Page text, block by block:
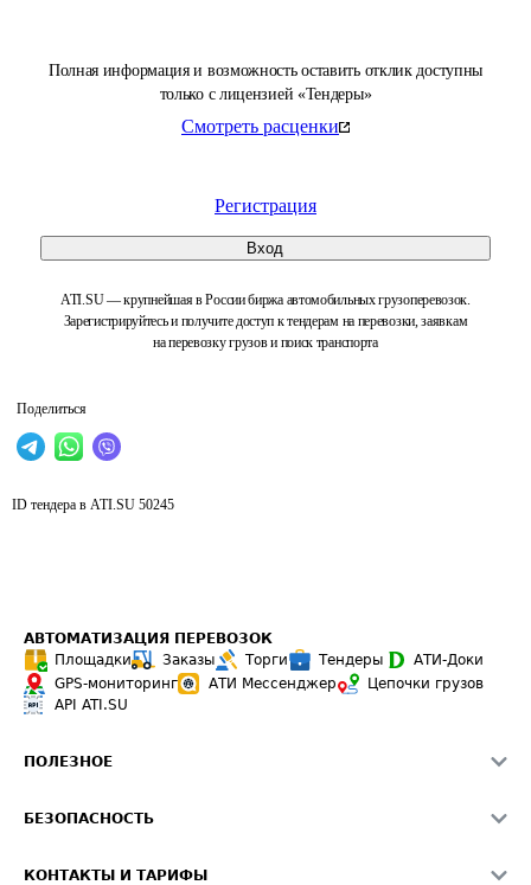
Полная информация и возможность оставить отклик доступны
только с лицензией «Тендеры»
Смотреть расценки
Регистрация
Вход
ATI.SU — крупнейшая в России биржа автомобильных грузоперевозок.
Зарегистрируйтесь и получите доступ к тендерам на перевозки, заявкам
на перевозку грузов и поиск транспорта
Поделиться
ID тендера в ATI.SU 50245
АВТОМАТИЗАЦИЯ ПЕРЕВОЗОК
Площадки
Заказы Торги Тендеры
АТИ-Доки
GPS-мониторинг
АТИ Мессенджер
Цепочки грузов
API ATI.SU
ПОЛЕЗНОЕ
Звезды ATI.SU на вашем сайте
БЕЗОПАСНОСТЬ
КОНТАКТЫ И ТАРИФЫ